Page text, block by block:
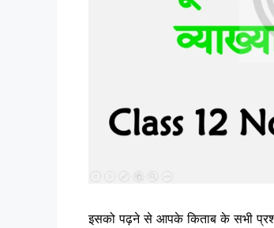
इसको पढ़ने से आपके किताब के सभी